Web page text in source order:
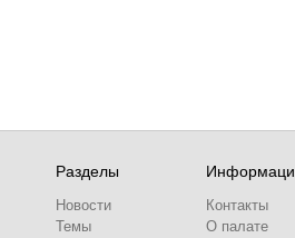
Разделы
Новости
Темы
Контакты
О палате